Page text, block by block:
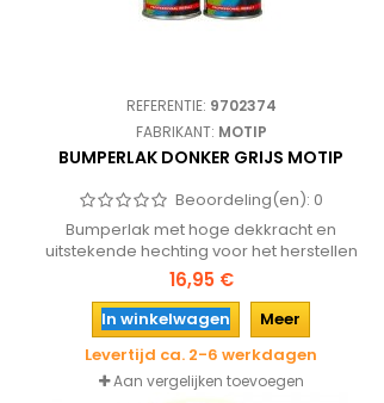
REFERENTIE: 9702374
FABRIKANT: MOTIP
BUMPERLAK DONKER GRIJS MOTIP
Beoordeling(en): 0
Bumperlak met hoge dekkracht en
uitstekende hechting voor het herstellen
en verfraaien van bumpers. De kleur en
glans zijn erg duurzaam en behoudt de
originele bumperstructuur.
16,95 €
In winkelwagen
Meer
Levertijd ca. 2-6 werkdagen
Aan vergelijken toevoegen